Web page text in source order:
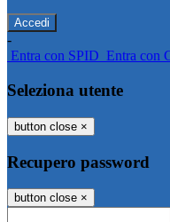
-
Entra con SPID Entra con
Seleziona utente
button close ×
Recupero password
button close ×